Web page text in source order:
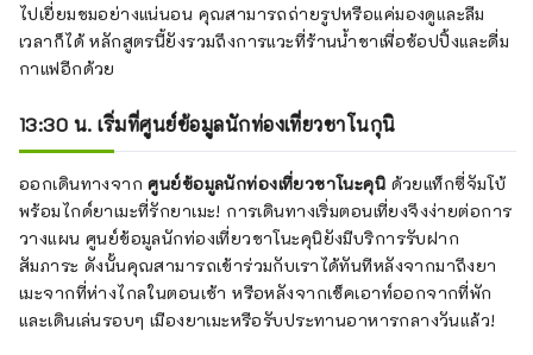
ไปเยี่ยมชมอย่างแน่นอน คุณสามารถถ่ายรูปหรือแค่มองดูและลืม
เวลาก็ได้ หลักสูตรนี้ยังรวมถึงการแวะที่ร้านน้ำชาเพื่อช้อปปิ้งและดื่ม
กาแฟอีกด้วย
13:30 น. เริ่มที่ศูนย์ข้อมูลนักท่องเที่ยวชาโนกุนิ
ออกเดินทางจากศูนย์ข้อมูลนักท่องเที่ยวชาโนะคุนิ ด้วยแท็กซี่จัมโบ้
พร้อมไกด์ยาเมะที่รักยาเมะ! การเดินทางเริ่มตอนเที่ยงจึงง่ายต่อการ
วางแผน ศูนย์ข้อมูลนักท่องเที่ยวชาโนะคุนิยังมีบริการรับฝาก
สัมภาระ ดังนั้นคุณสามารถเข้าร่วมกับเราได้ทันทีหลังจากมาถึงยา
เมะจากที่ห่างไกลในตอนเช้า หรือหลังจากเช็คเอาท์ออกจากที่พัก
และเดินเล่นรอบๆ เมืองยาเมะหรือรับประทานอาหารกลางวันแล้ว!